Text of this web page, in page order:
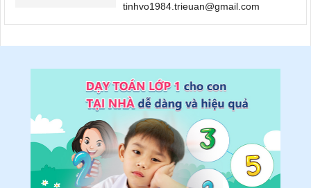
tinhvo1984.trieuan@gmail.com